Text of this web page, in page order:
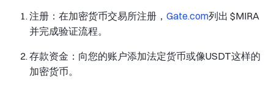
注册：在加密货币交易所注册， Gate.com列出 $MIRA
并完成验证流程。
存款资金：向您的账户添加法定货币或像USDT这样的
加密货币。